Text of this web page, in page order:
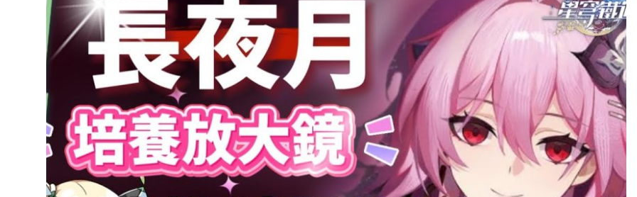
達
人
推
薦
科
技
自
體。